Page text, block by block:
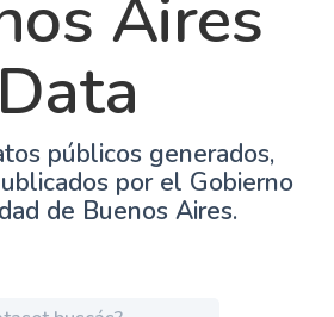
Aires
Data
públicos generados,
por el Gobierno
de Buenos Aires.